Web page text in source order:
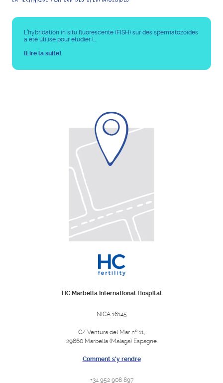
L’hybridation in situ fluorescente (FISH) sur des spermatozoïdes
a été utilisé pour étudier l...
[Lire la suite]
HC Marbella International Hospital
NICA 16145
C/ Ventura del Mar nº 11,
29660 Marbella (Málaga) Espagne
Comment s'y rendre
+34 952 908 897